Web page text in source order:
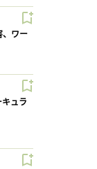
、ワー
ュラ